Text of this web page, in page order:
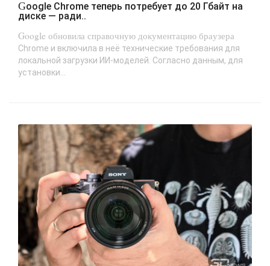
Google Chrome теперь потребует до 20 Гбайт на
диске — ради..
Google обновила справочную документацию браузера
Chrome и включила в неё технические требования для
локальной загрузки ИИ-моделей. Согласно данным, для
установки...